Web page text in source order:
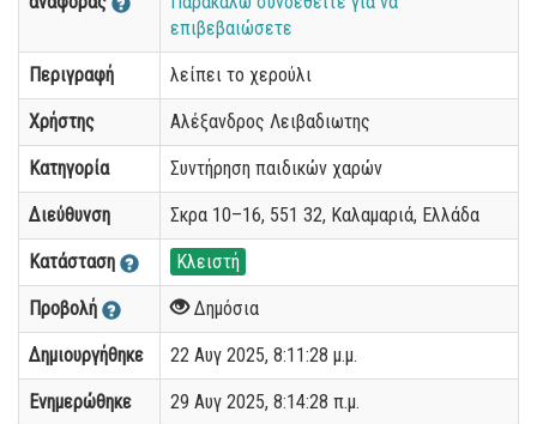
επιβεβαιώσετε
Περιγραφή λείπει το χερούλι
Χρήστης Αλέξανδρος Λειβαδιωτης
Κατηγορία Συντήρηση παιδικών χαρών
Διεύθυνση Σκρα 10–16, 551 32, Καλαμαριά, Ελλάδα
Κατάσταση Κλειστή
Προβολή Δημόσια
Δημιουργήθηκε 22 Αυγ 2025, 8:11:28 μ.μ.
Ενημερώθηκε 29 Αυγ 2025, 8:14:28 π.μ.